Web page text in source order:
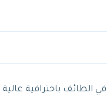
في الطائف باحترافية